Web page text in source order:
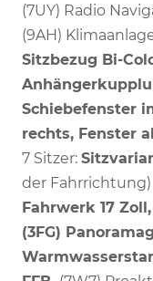
(7UY) Radio
(9AH)
Sitzbezug Bi-
Schiebefenster
rechts, Fenster
7 Sitzer:
der
Fahrwerk 17
(3FG)